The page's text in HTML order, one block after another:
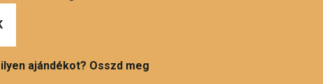
ajándékot? Osszd meg